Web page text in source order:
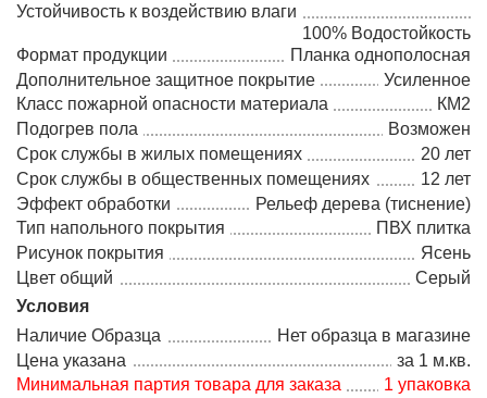
Устойчивость к воздействию влаги
100% Водостойкость
Формат продукции
Планка однополосная
Дополнительное защитное покрытие
Усиленное
Класс пожарной опасности материала
КМ2
Подогрев пола
Возможен
Срок службы в жилых помещениях
20 лет
Срок службы в общественных помещениях
12 лет
Эффект обработки
Рельеф дерева (тиснение)
Тип напольного покрытия
ПВХ плитка
Рисунок покрытия
Ясень
Цвет общий
Серый
Условия
Наличие Образца
Нет образца в магазине
Цена указана
за 1 м.кв.
Минимальная партия товара для заказа
1 упаковка